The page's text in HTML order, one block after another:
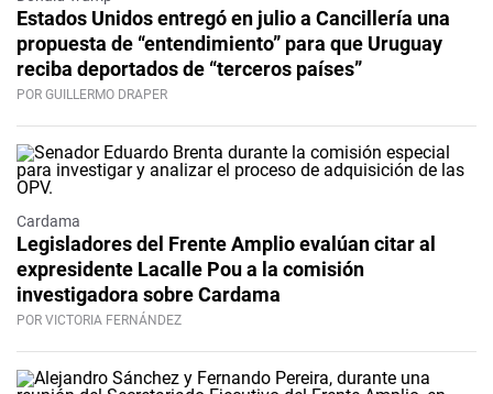
Estados Unidos entregó en julio a Cancillería una
propuesta de “entendimiento” para que Uruguay
reciba deportados de “terceros países”
POR GUILLERMO DRAPER
Cardama
Legisladores del Frente Amplio evalúan citar al
expresidente Lacalle Pou a la comisión
investigadora sobre Cardama
POR VICTORIA FERNÁNDEZ